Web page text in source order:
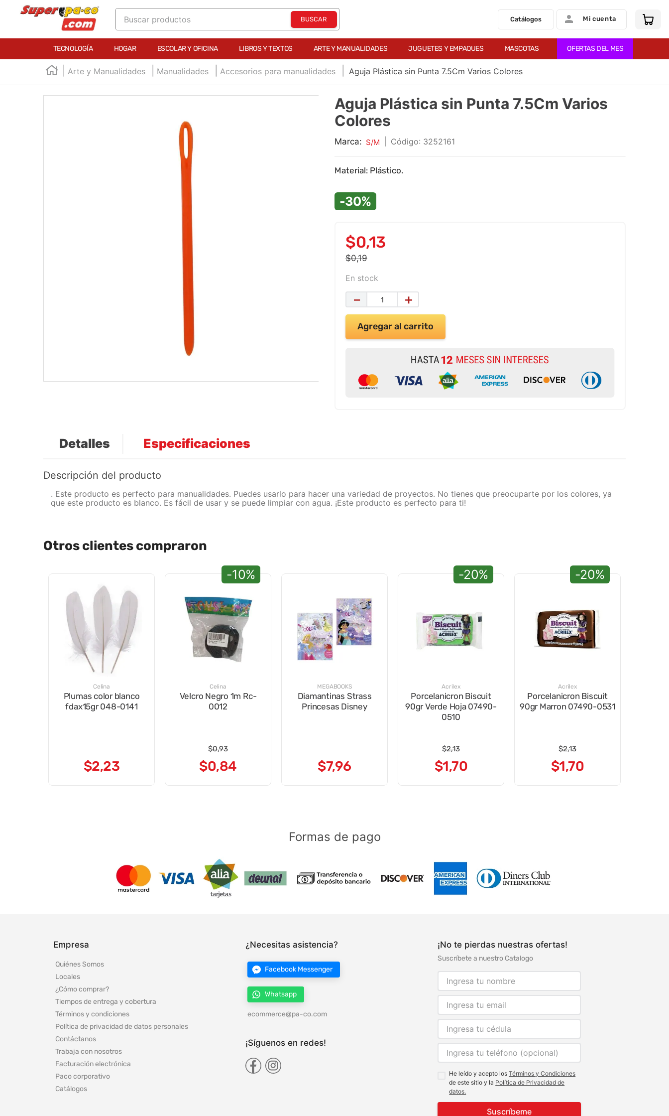
Buscar productos
Catálogos Mi cuenta
TECNOLOGÍA HOGAR ESCOLAR Y OFICINA LIBROS Y TEXTOS ARTE Y MANUALIDADES JUGUETES Y EMPAQUES MASCOTAS OFERTAS DEL MES
Arte y Manualidades Manualidades Accesorios para manualidades Aguja Plástica sin Punta 7.5Cm Varios Colores
Aguja Plástica sin Punta 7.5Cm Varios
Colores
Marca: S/M : 3252161
Material: Plástico.
-30%
$0,13
$0,19
En stock
＋
－
Agregar al carrito
Detalles Especificaciones
Descripción del producto
. Este producto es perfecto para manualidades. Puedes usarlo para hacer una variedad de proyectos. No tienes que preocuparte por los colores, ya
que este producto es blanco. Es fácil de usar y se puede limpiar con agua. ¡Este producto es perfecto para ti!
Otros clientes compraron
Celina
Plumas color blanco
fdax15gr 048-0141
$2,23
-10%
Celina
Velcro Negro 1m Rc-
0012
$0,93
$0,84
MEGABOOKS
Diamantinas Strass
Princesas Disney
$7,96
-20%
Acrilex
Porcelanicron Biscuit
90gr Verde Hoja 07490-
0510
$2,13
$1,70
-20%
Acrilex
Porcelanicron Biscuit
90gr Marron 07490-0531
$2,13
$1,70
Formas de pago
Empresa
Quiénes Somos
Locales
¿Cómo comprar?
Tiempos de entrega y cobertura
Términos y condiciones
Política de privacidad de datos personales
Contáctanos
Trabaja con nosotros
Facturación electrónica
Paco corporativo
Catálogos
¿Necesitas asistencia?
Facebook Messenger
Whatsapp
ecommerce@pa-co.com
¡Síguenos en redes!
¡No te pierdas nuestras ofertas!
Suscríbete a nuestro Catalogo
He leído y acepto losTérminos y Condiciones
de este sitio y la Política de Privacidad de
datos.
Suscríbeme
TÉRMINOS MÁS BUSCADOS
2.
marcador e300